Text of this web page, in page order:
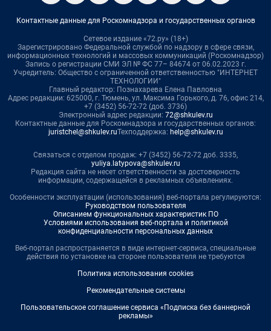
Контактные данные для Роскомнадзора и государственных органов
Сетевое издание «72.ру» (18+)
Зарегистрировано Федеральной службой по надзору в сфере связи,
информационных технологий и массовых коммуникаций (Роскомнадзор)
Запись о регистрации СМИ ЭЛ № ФС 77– 84674 от 06.02.2023 г.
Учредитель: Общество с ограниченной ответственностью "ИНТЕРНЕТ
ТЕХНОЛОГИИ"
Главный редактор: Познахарева Елена Павловна
Адрес редакции: 625000, г. Тюмень, ул. Максима Горького, д. 76, офис 214,
+7 (3452) 56-72-72 (доб. 3736)
Электронный адрес редакции: 72@shkulev.ru
Контактные данные для Роскомнадзора и государственных органов:
juristchel@shkulev.ruТехподдержка: help@shkulev.ru
Связаться с отделом продаж: +7 (3452) 56-72-72 доб. 3335,
yuliya.latypova@shkulev.ru
Редакция сайта не несет ответственности за достоверность
информации, содержащейся в рекламных объявлениях.
Особенности эксплуатации (использования) веб-портала регулируются:
Руководством пользователя
Описанием функциональных характеристик ПО
Условиями использования веб-портала и политикой
конфиденциальности персональных данных
Веб-портал распространяется в виде интернет-сервиса, специальные
действия по установке на стороне пользователя не требуются
Политика использования cookies
Рекомендательные системы
Пользовательское соглашение сервиса «Подписка без баннерной
рекламы»